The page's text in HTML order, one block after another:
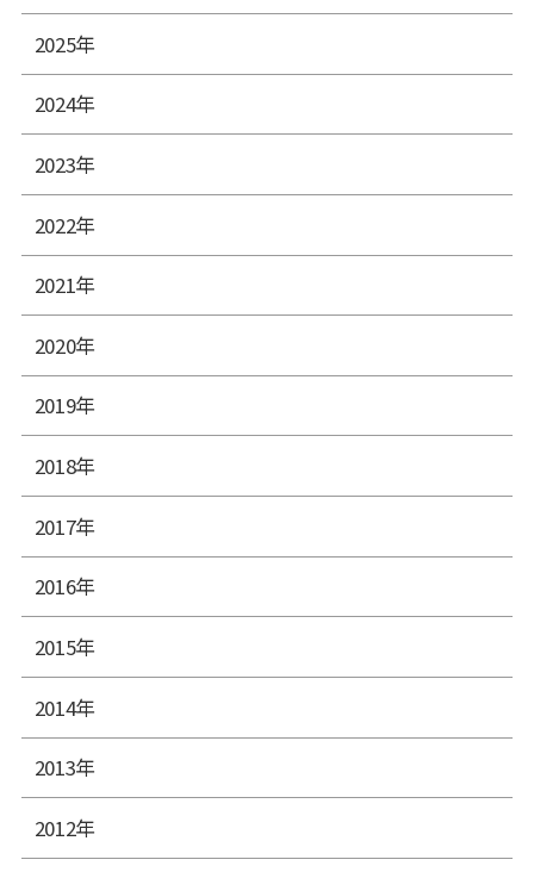
2025年
2024年
2023年
2022年
2021年
2020年
2019年
2018年
2017年
2016年
2015年
2014年
2013年
2012年